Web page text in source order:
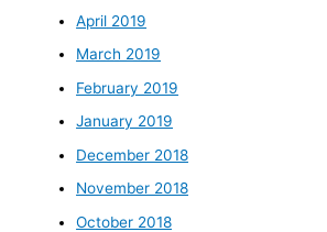
April 2019
March 2019
February 2019
January 2019
December 2018
November 2018
October 2018